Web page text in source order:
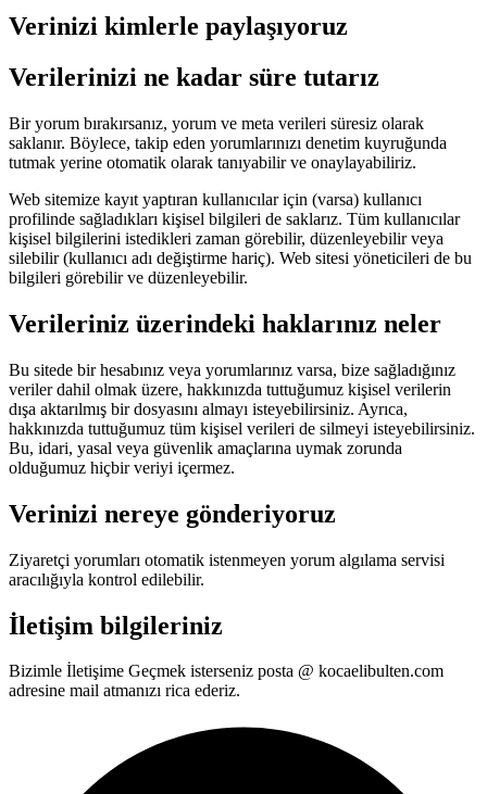
Verinizi kimlerle paylaşıyoruz
Verilerinizi ne kadar süre tutarız
Bir yorum bırakırsanız, yorum ve meta verileri süresiz olarak
saklanır. Böylece, takip eden yorumlarınızı denetim kuyruğunda
tutmak yerine otomatik olarak tanıyabilir ve onaylayabiliriz.
Web sitemize kayıt yaptıran kullanıcılar için (varsa) kullanıcı
profilinde sağladıkları kişisel bilgileri de saklarız. Tüm kullanıcılar
kişisel bilgilerini istedikleri zaman görebilir, düzenleyebilir veya
silebilir (kullanıcı adı değiştirme hariç). Web sitesi yöneticileri de bu
bilgileri görebilir ve düzenleyebilir.
Verileriniz üzerindeki haklarınız neler
Bu sitede bir hesabınız veya yorumlarınız varsa, bize sağladığınız
veriler dahil olmak üzere, hakkınızda tuttuğumuz kişisel verilerin
dışa aktarılmış bir dosyasını almayı isteyebilirsiniz. Ayrıca,
hakkınızda tuttuğumuz tüm kişisel verileri de silmeyi isteyebilirsiniz.
Bu, idari, yasal veya güvenlik amaçlarına uymak zorunda
olduğumuz hiçbir veriyi içermez.
Verinizi nereye gönderiyoruz
Ziyaretçi yorumları otomatik istenmeyen yorum algılama servisi
aracılığıyla kontrol edilebilir.
İletişim bilgileriniz
Bizimle İletişime Geçmek isterseniz posta @ kocaelibulten.com
adresine mail atmanızı rica ederiz.